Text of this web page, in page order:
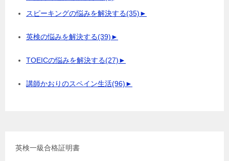
スピーキングの悩みを解決する(35)►
英検の悩みを解決する(39)►
TOEICの悩みを解決する(27)►
講師かおりのスペイン生活(96)►
英検一級合格証明書